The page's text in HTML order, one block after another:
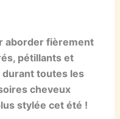
aborder fièrement
pétillants et
toutes les
cheveux
stylée cet été !